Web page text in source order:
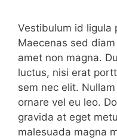
Vestibulum id ligula
Maecenas sed
amet non magna.
luctus, nisi erat
sem nec elit.
ornare vel eu leo.
gravida at eget
malesuada magna